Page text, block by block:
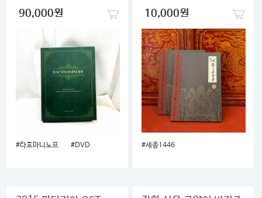
90,000원
#라흐마니노프 #DVD
10,000원
#세종1446